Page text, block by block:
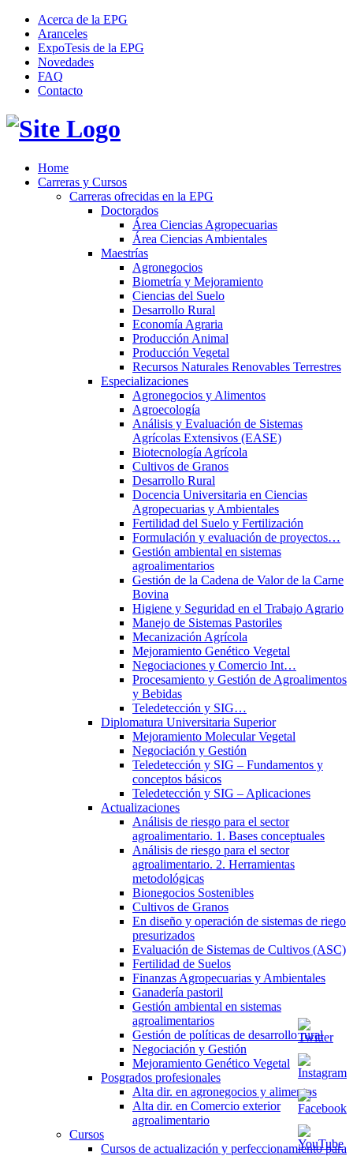
Acerca de la EPG
Aranceles
ExpoTesis de la EPG
Novedades
FAQ
Contacto
Home
Carreras y Cursos
Carreras ofrecidas en la EPG
Doctorados
Área Ciencias Agropecuarias
Área Ciencias Ambientales
Maestrías
Agronegocios
Biometría y Mejoramiento
Ciencias del Suelo
Desarrollo Rural
Economía Agraria
Producción Animal
Producción Vegetal
Recursos Naturales Renovables Terrestres
Especializaciones
Agronegocios y Alimentos
Agroecología
Análisis y Evaluación de Sistemas
Agrícolas Extensivos (EASE)
Biotecnología Agrícola
Cultivos de Granos
Desarrollo Rural
Docencia Universitaria en Ciencias
Agropecuarias y Ambientales
Fertilidad del Suelo y Fertilización
Formulación y evaluación de proyectos…
Gestión ambiental en sistemas
agroalimentarios
Gestión de la Cadena de Valor de la Carne
Bovina
Higiene y Seguridad en el Trabajo Agrario
Manejo de Sistemas Pastoriles
Mecanización Agrícola
Mejoramiento Genético Vegetal
Negociaciones y Comercio Int…
Procesamiento y Gestión de Agroalimentos
y Bebidas
Teledetección y SIG…
Diplomatura Universitaria Superior
Mejoramiento Molecular Vegetal
Negociación y Gestión
Teledetección y SIG – Fundamentos y
conceptos básicos
Teledetección y SIG – Aplicaciones
Actualizaciones
Análisis de riesgo para el sector
agroalimentario. 1. Bases conceptuales
Análisis de riesgo para el sector
agroalimentario. 2. Herramientas
metodológicas
Bionegocios Sostenibles
Cultivos de Granos
En diseño y operación de sistemas de riego
presurizados
Evaluación de Sistemas de Cultivos (ASC)
Fertilidad de Suelos
Finanzas Agropecuarias y Ambientales
Ganadería pastoril
Gestión ambiental en sistemas
agroalimentarios
Gestión de políticas de desarrollo rural
Negociación y Gestión
Mejoramiento Genético Vegetal
Posgrados profesionales
Alta dir. en agronegocios y alimentos
Alta dir. en Comercio exterior
agroalimentario
Cursos
Cursos de actualización y perfeccionamiento para